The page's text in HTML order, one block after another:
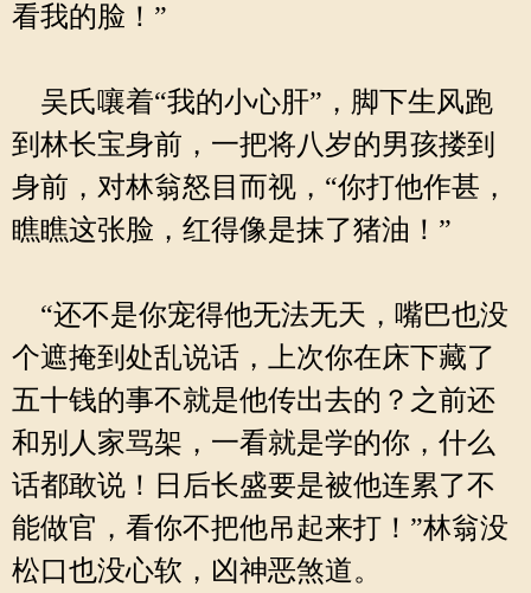
看我的脸！”
吴氏嚷着“我的小心肝”，脚下生风跑
到林长宝身前，一把将八岁的男孩搂到
身前，对林翁怒目而视，“你打他作甚，
瞧瞧这张脸，红得像是抹了猪油！”
“还不是你宠得他无法无天，嘴巴也没
个遮掩到处乱说话，上次你在床下藏了
五十钱的事不就是他传出去的？之前还
和别人家骂架，一看就是学的你，什么
话都敢说！日后长盛要是被他连累了不
能做官，看你不把他吊起来打！”林翁没
松口也没心软，凶神恶煞道。